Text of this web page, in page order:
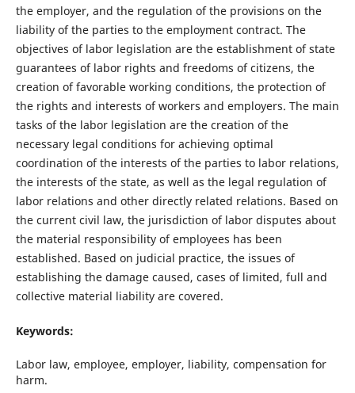
the employer, and the regulation of the provisions on the
liability of the parties to the employment contract. The
objectives of labor legislation are the establishment of state
guarantees of labor rights and freedoms of citizens, the
creation of favorable working conditions, the protection of
the rights and interests of workers and employers. The main
tasks of the labor legislation are the creation of the
necessary legal conditions for achieving optimal
coordination of the interests of the parties to labor relations,
the interests of the state, as well as the legal regulation of
labor relations and other directly related relations. Based on
the current civil law, the jurisdiction of labor disputes about
the material responsibility of employees has been
established. Based on judicial practice, the issues of
establishing the damage caused, cases of limited, full and
collective material liability are covered.
Keywords:
Labor law, employee, employer, liability, compensation for
harm.